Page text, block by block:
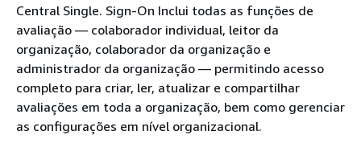
Central Single. Sign-On Inclui todas as funções de
avaliação — colaborador individual, leitor da
organização, colaborador da organização e
administrador da organização — permitindo acesso
completo para criar, ler, atualizar e compartilhar
avaliações em toda a organização, bem como gerenciar
as configurações em nível organizacional.